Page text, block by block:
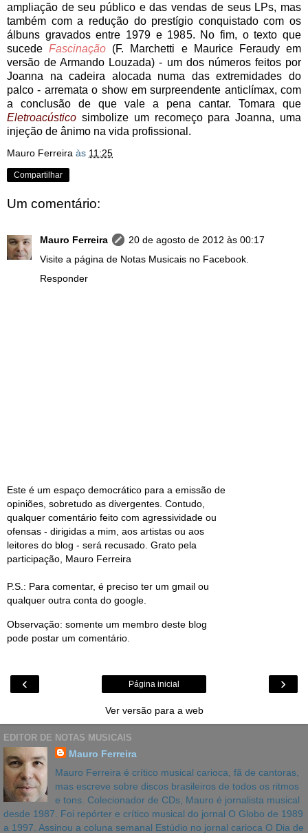
ampliação de seu público e das vendas de seus LPs, mas
também com a redução do prestígio conquistado com os
álbuns gravados entre 1979 e 1985. No fim, o texto que
sucedeFascinação (F. Marchetti e Maurice Feraudy em
versão de Armando Louzada) - um dos números feitos por
Joanna na cadeira alocada numa das extremidades do
palco - arremata o show em surpreendente anticlímax, com
a conclusão de que vale a pena cantar. Tomara que
Eletroacústico simbolize um recomeço para Joanna, uma
injeção de ânimo na vida profissional.
Mauro Ferreira às 11:25
Compartilhar
Um comentário:
Mauro Ferreira
20 de agosto de 2012 às 00:17
Visite a página de Notas Musicais no Facebook.
Responder
Este é um espaço democrático para a emissão de
opiniões, sobretudo as divergentes. Contudo,
qualquer comentário feito com agressividade ou
ofensas - dirigidas a mim, aos artistas ou aos
leitores do blog - será recusado. Grato pela
participação, Mauro Ferreira
P.S.: Para comentar, é preciso ter um gmail ou
qualquer outra conta do google.
Observação: somente um membro deste blog
pode postar um comentário.
‹ ›
Página inicial
Ver versão para a web
EDITOR DE NOTAS MUSICAIS
Mauro Ferreira
Mauro Ferreira é crítico musical carioca, fã de cantoras,
mas escreve sobre discos brasileiros de todos os ritmos
e tons. Colecionador de CDs, Mauro é jornalista musical
desde 1987. Foi repórter e crítico musical do jornal O Globo de 1989
a 1997. Assinou a coluna semanal Estúdio no jornal carioca O Dia de